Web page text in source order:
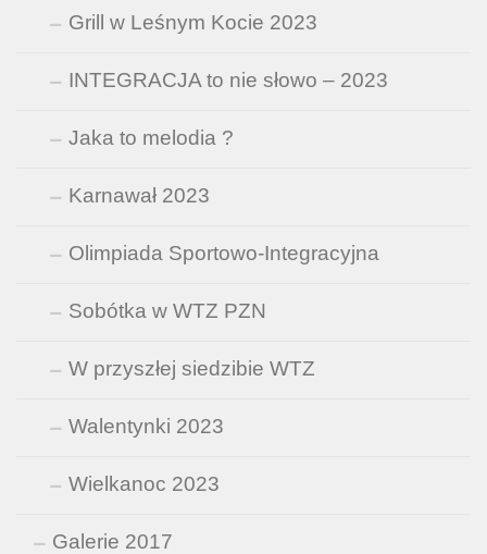
Grill w Leśnym Kocie 2023
INTEGRACJA to nie słowo – 2023
Jaka to melodia ?
Karnawał 2023
Olimpiada Sportowo-Integracyjna
Sobótka w WTZ PZN
W przyszłej siedzibie WTZ
Walentynki 2023
Wielkanoc 2023
Galerie 2017